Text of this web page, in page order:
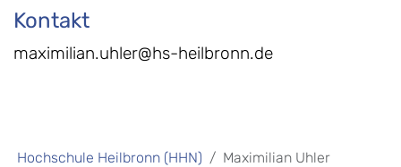
Kontakt
maximilian.uhler@hs-heilbronn.de
Hochschule Heilbronn (HHN) Maximilian Uhler